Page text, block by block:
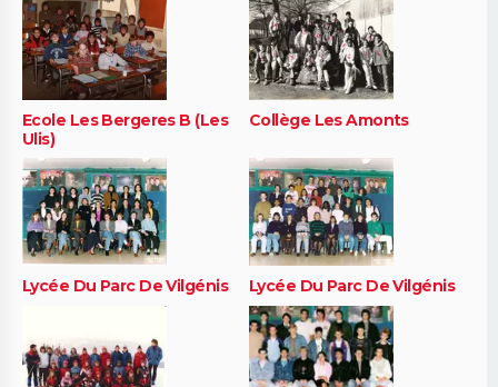
Ecole Les Bergeres B (Les
Ulis)
Collège Les Amonts
Lycée Du Parc De Vilgénis Lycée Du Parc De Vilgénis